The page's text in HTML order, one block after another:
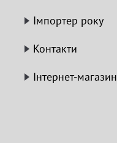
Імпортер року
Контакти
Інтернет-магазин